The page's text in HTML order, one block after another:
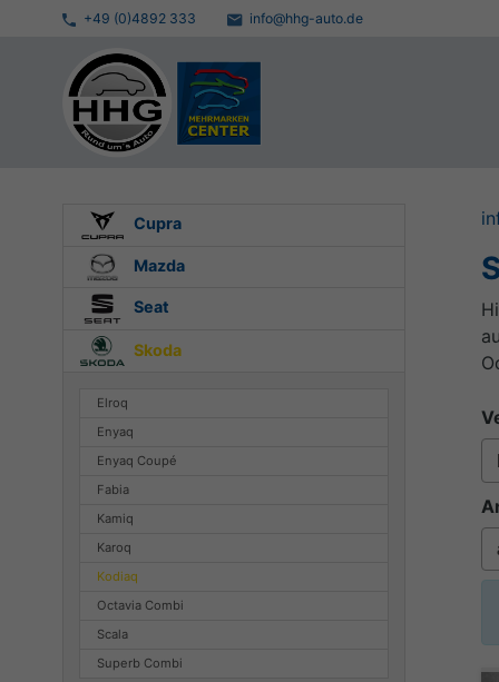
+49 (0)4892 333 info@hhg-auto.de
Cupra
Mazda
Seat
Skoda
Elroq
Enyaq
Enyaq Coupé
Fabia
Kamiq
Karoq
Kodiaq
Octavia Combi
Scala
Superb Combi